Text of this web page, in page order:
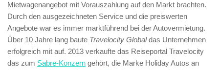
Mietwagenangebot mit Vorauszahlung auf den Markt brachten.
Durch den ausgezeichneten Service und die preiswerten
Angebote war es immer marktführend bei der Autovermietung.
Über 10 Jahre lang baute Travelocity Globaldas Unternehmen
erfolgreich mit auf. 2013 verkaufte das Reiseportal Travelocity
das zum Sabre-Konzern gehört, die Marke Holiday Autos an